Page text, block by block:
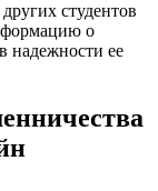
студентов
о
надежности ее